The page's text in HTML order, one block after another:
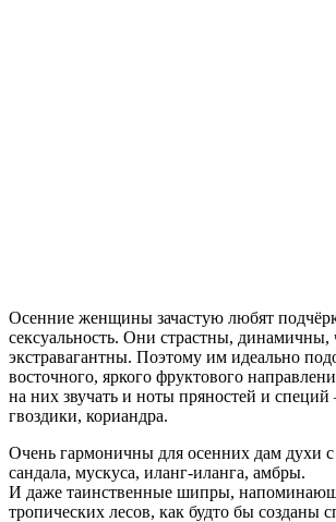
Осенние женщины зачастую любят
сексуальность. Они страстны, динамичны,
экстравагантны. Поэтому им идеально
восточного, яркого фруктового
на них звучать и ноты пряностей и специй
гвоздики, кориандра.
Очень гармоничны для осенних дам духи
сандала, мускуса, иланг-иланга, амбры.
И даже таинственные шипры,
тропических лесов, как будто бы созданы